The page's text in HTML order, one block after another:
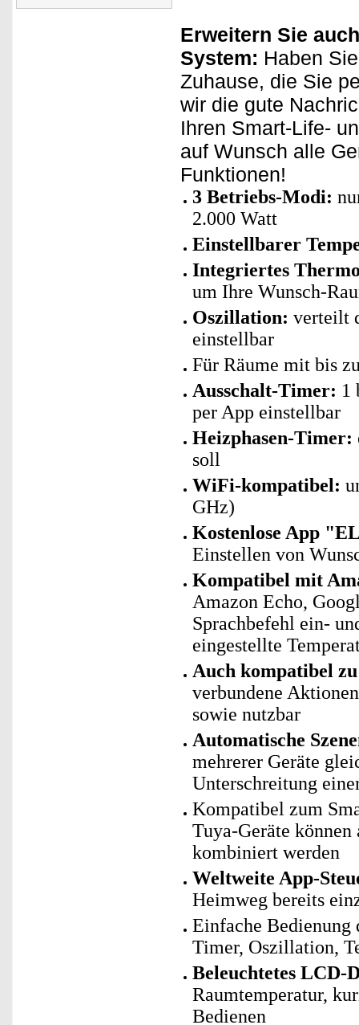
Erweitern Sie
System: Haben
Zuhause, die Sie
wir die gute
Ihren Smart-Life-
auf Wunsch alle
Funktionen!
3 Betriebs-Modi:
2.000 Watt
Einstellbarer
Integriertes
um Ihre Wunsch-
Oszillation: verteilt
einstellbar
Für Räume mit bis
Ausschalt-Timer: 1
per App einstellbar
Heizphasen-Timer:
soll
WiFi-kompatibel:
GHz)
Kostenlose App
Einstellen von
Kompatibel mit
Amazon Echo,
Sprachbefehl ein-
eingestellte
Auch kompatibel
verbundene
sowie nutzbar
Automatische
mehrerer Geräte
Unterschreitung
Kompatibel zum
Tuya-Geräte
kombiniert werden
Weltweite App-
Heimweg bereits
Einfache Bedienung
Timer, Oszillation,
Beleuchtetes LCD-
Raumtemperatur,
Bedienen